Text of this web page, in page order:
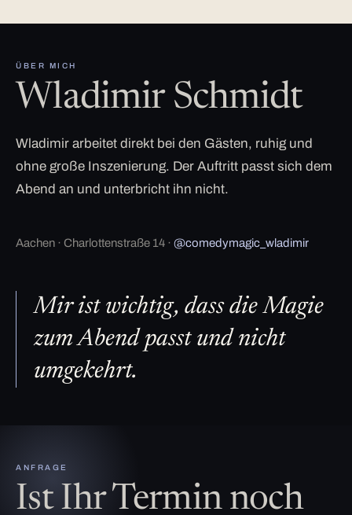
ÜBER MICH
Wladimir Schmidt
Wladimir arbeitet direkt bei den Gästen, ruhig und
ohne große Inszenierung. Der Auftritt passt sich dem
Abend an und unterbricht ihn nicht.
Aachen · Charlottenstraße 14 · @comedymagic_wladimir
Mir ist wichtig, dass die Magie
zum Abend passt und nicht
umgekehrt.
ANFRAGE
Ist Ihr Termin noch